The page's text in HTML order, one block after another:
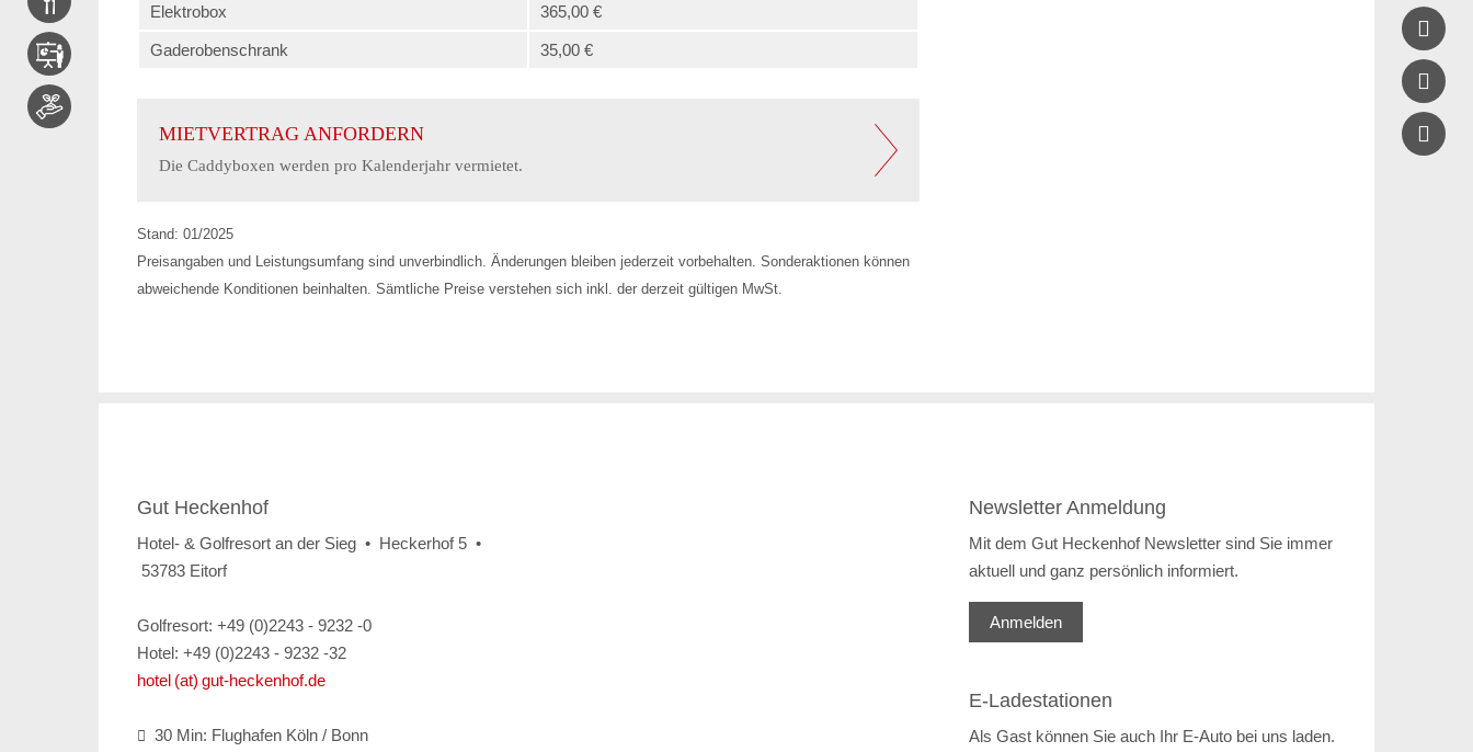
Elektrobox 365,00 €
Gaderobenschrank 35,00 €
MIETVERTRAG ANFORDERN
Die Caddyboxen werden pro Kalenderjahr vermietet.
Stand: 01/2025
Preisangaben und Leistungsumfang sind unverbindlich. Änderungen bleiben jederzeit vorbehalten. Sonderaktionen können
abweichende Konditionen beinhalten. Sämtliche Preise verstehen sich inkl. der derzeit gültigen MwSt.
Gut Heckenhof
Hotel- & Golfresort an der Sieg • Heckerhof 5 •
53783 Eitorf
Golfresort: +49 (0)2243 - 9232 -0
Hotel: +49 (0)2243 - 9232 -32
hotel (at) gut-heckenhof.de
 30 Min: Flughafen Köln / Bonn
Newsletter Anmeldung
Mit dem Gut Heckenhof Newsletter sind Sie immer
aktuell und ganz persönlich informiert.
Anmelden
E-Ladestationen
Als Gast können Sie auch Ihr E-Auto bei uns laden.

